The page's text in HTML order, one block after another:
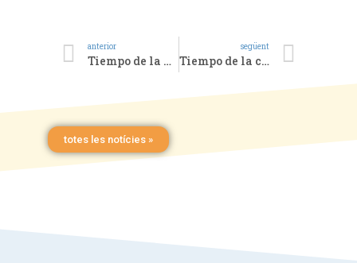
anterior
Tiempo de la Creación. Día 5
següent
Tiempo de la creación. Día 7
totes les notícies »